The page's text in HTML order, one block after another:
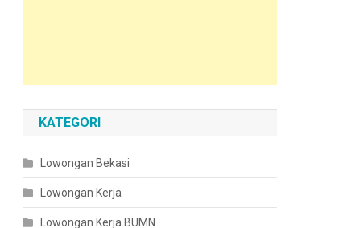
KATEGORI
Lowongan Bekasi
Lowongan Kerja
Lowongan Kerja BUMN